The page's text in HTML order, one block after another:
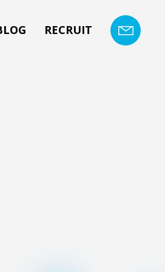
RECRUIT CONTACT